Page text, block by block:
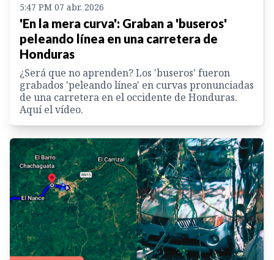
5:47 PM 07 abr. 2026
'En la mera curva': Graban a 'buseros'
peleando línea en una carretera de
Honduras
¿Será que no aprenden? Los 'buseros' fueron
grabados 'peleando línea' en curvas pronunciadas
de una carretera en el occidente de Honduras.
Aquí el vídeo.